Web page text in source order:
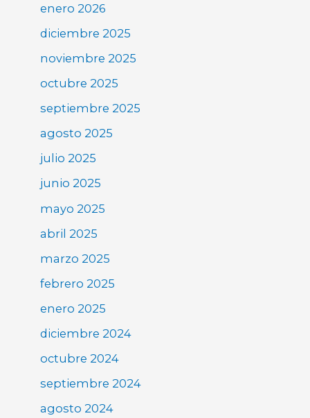
enero 2026
diciembre 2025
noviembre 2025
octubre 2025
septiembre 2025
agosto 2025
julio 2025
junio 2025
mayo 2025
abril 2025
marzo 2025
febrero 2025
enero 2025
diciembre 2024
octubre 2024
septiembre 2024
agosto 2024